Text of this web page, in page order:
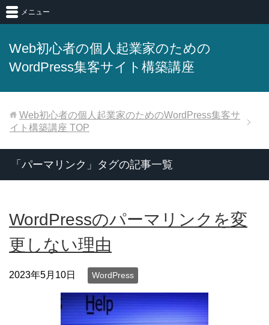
Web初心者の個人起業家のための
WordPress集客サイト構築講座
メニュー
Web初心者の個人起業家のためのWordPress集客サ
イト構築講座 TOP
「パーマリンク」タグの記事一覧
WordPressのパーマリンクを変
更しない理由
2023年5月10日 WordPress